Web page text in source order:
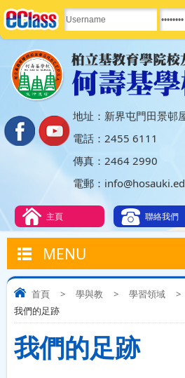
地址：新界屯門田景邨
電話：2455 6111
傳真：2464 2990
電郵：
聯絡我們
主頁
MENU
首頁 > 學與教 > 學習領域 >
我們的足跡
我們的足跡